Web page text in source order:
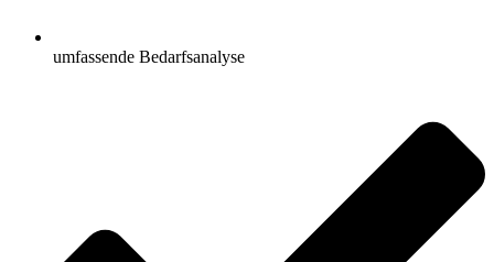
umfassende Bedarfsanalyse